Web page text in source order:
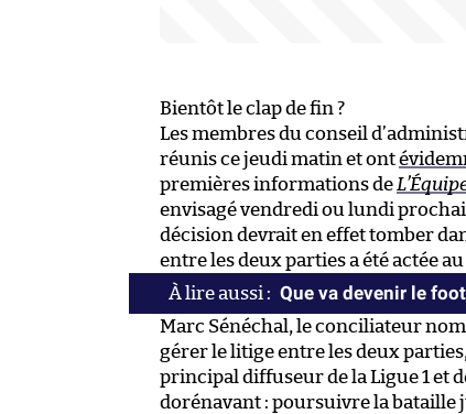
Bientôt le clap de fin ?
Les membres du conseil
réunis ce jeudi matin et ont
premières informations de
envisagé vendredi ou lundi
décision devrait en effet tomber
entre les deux parties a été actée
Que va devenir le
Marc Sénéchal, le conciliateur
gérer le litige entre les deux
principal diffuseur de la Ligue 1 et
dorénavant : poursuivre la bataille